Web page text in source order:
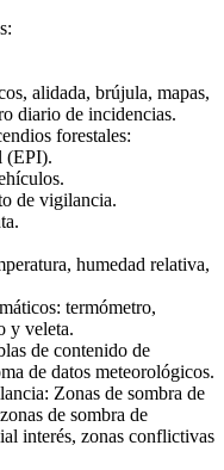
alidada, brújula, mapas,
diario de incidencias.
forestales:
(EPI).
de vigilancia.
humedad relativa,
termómetro,
y veleta.
de contenido de
de datos meteorológicos.
Zonas de sombra de
de sombra de
interés, zonas conflictivas